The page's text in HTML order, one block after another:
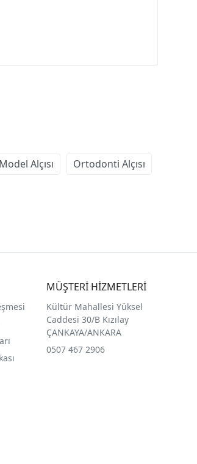
Alçısı Ortodonti Alçısı
MÜŞTERİ HİZMETLERİ
Kültür Mahallesi Yüksel
Caddesi 30/B Kızılay
ÇANKAYA/ANKARA
0507 467 2906